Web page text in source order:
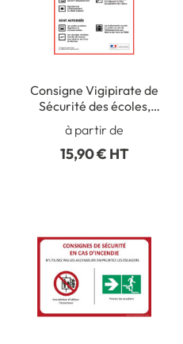
Consigne Vigipirate de
Sécurité des écoles,
collèges, lycées
applicable au 23
novembre 2015 - H 300
à partir de
15,90 € HT